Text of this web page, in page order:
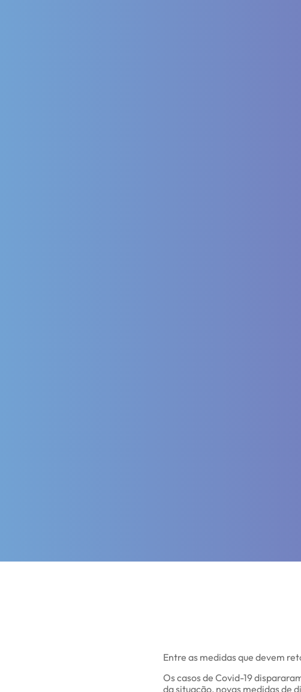
Entre as medidas que devem
Os casos de Covid-19
da situação, novas medidas de